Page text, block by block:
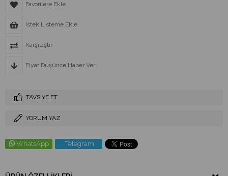
Favorilere Ekle
İstek Listeme Ekle
Karşılaştır
Fiyat Düşünce Haber Ver
TAVSIYE ET
YORUM YAZ
WhatsApp Telegram